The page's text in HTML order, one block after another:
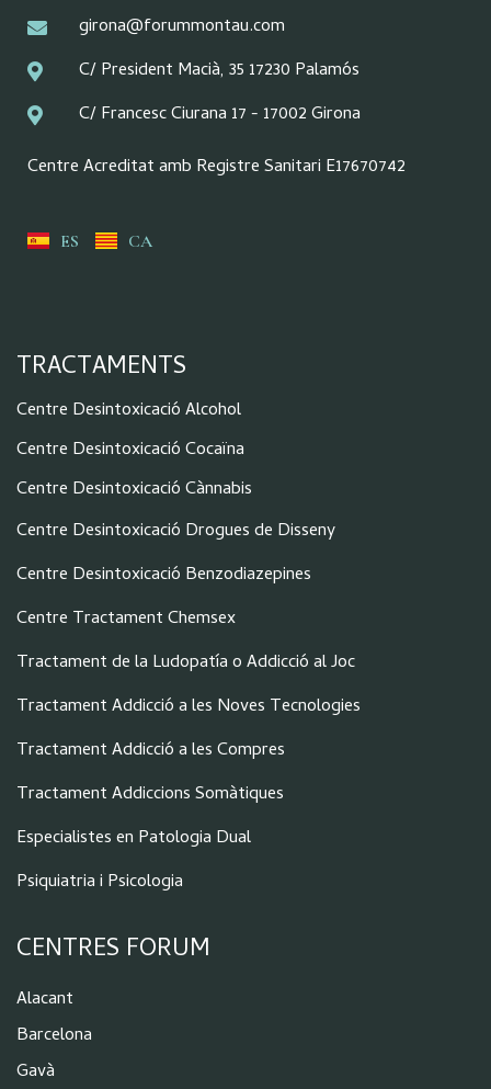
girona@forummontau.com
C/ President Macià, 35 17230 Palamós
C/ Francesc Ciurana 17 - 17002 Girona
Centre Acreditat amb Registre Sanitari E17670742
ES CA
TRACTAMENTS
Centre Desintoxicació Alcohol
Centre Desintoxicació Cocaïna
Centre Desintoxicació Cànnabis
Centre Desintoxicació Drogues de Disseny
Centre Desintoxicació Benzodiazepines
Centre Tractament Chemsex
Tractament de la Ludopatía o Addicció al Joc
Tractament Addicció a les Noves Tecnologies
Tractament Addicció a les Compres
Tractament Addiccions Somàtiques
Especialistes en Patologia Dual
Psiquiatria i Psicologia
CENTRES FORUM
Alacant
Barcelona
Gavà